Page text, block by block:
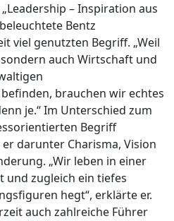
– Inspiration aus
Bentz
viel genutzten Begriff. „Weil
auch Wirtschaft und
brauchen wir echtes
je.“ Im Unterschied zum
Begriff
darunter Charisma, Vision
„Wir leben in einer
und zugleich ein tiefes
hegt“, erklärte er.
auch zahlreiche Führer